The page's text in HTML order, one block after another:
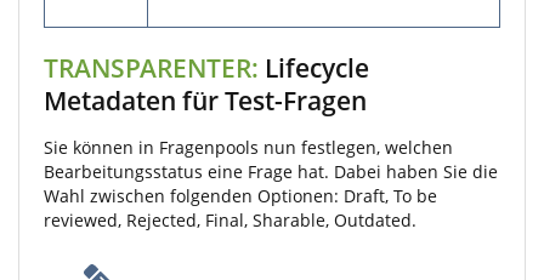
TRANSPARENTER: Lifecycle
Metadaten für Test-Fragen
Sie können in Fragenpools nun festlegen, welchen
Bearbeitungsstatus eine Frage hat. Dabei haben Sie die
Wahl zwischen folgenden Optionen: Draft, To be
reviewed, Rejected, Final, Sharable, Outdated.